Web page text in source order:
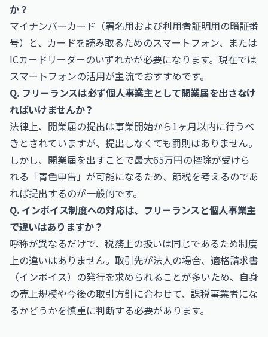
か？
マイナンバーカード（署名用および利用者証明用の暗証番
号）と、カードを読み取るためのスマートフォン、または
ICカードリーダーのいずれかが必要になります。現在では
スマートフォンの活用が主流でおすすめです。
Q. フリーランスは必ず個人事業主として開業届を出さなけ
ればいけませんか？
法律上、開業届の提出は事業開始から1ヶ月以内に行うべ
きとされていますが、提出しなくても罰則はありません。
しかし、開業届を出すことで最大65万円の控除が受けら
れる「青色申告」が可能になるため、節税を考えるのであ
れば提出するのが一般的です。
Q. インボイス制度への対応は、フリーランスと個人事業主
で違いはありますか？
呼称が異なるだけで、税務上の扱いは同じであるため制度
上の違いはありません。取引先が法人の場合、適格請求書
（インボイス）の発行を求められることが多いため、自身
の売上規模や今後の取引方針に合わせて、課税事業者にな
るかどうかを慎重に判断する必要があります。